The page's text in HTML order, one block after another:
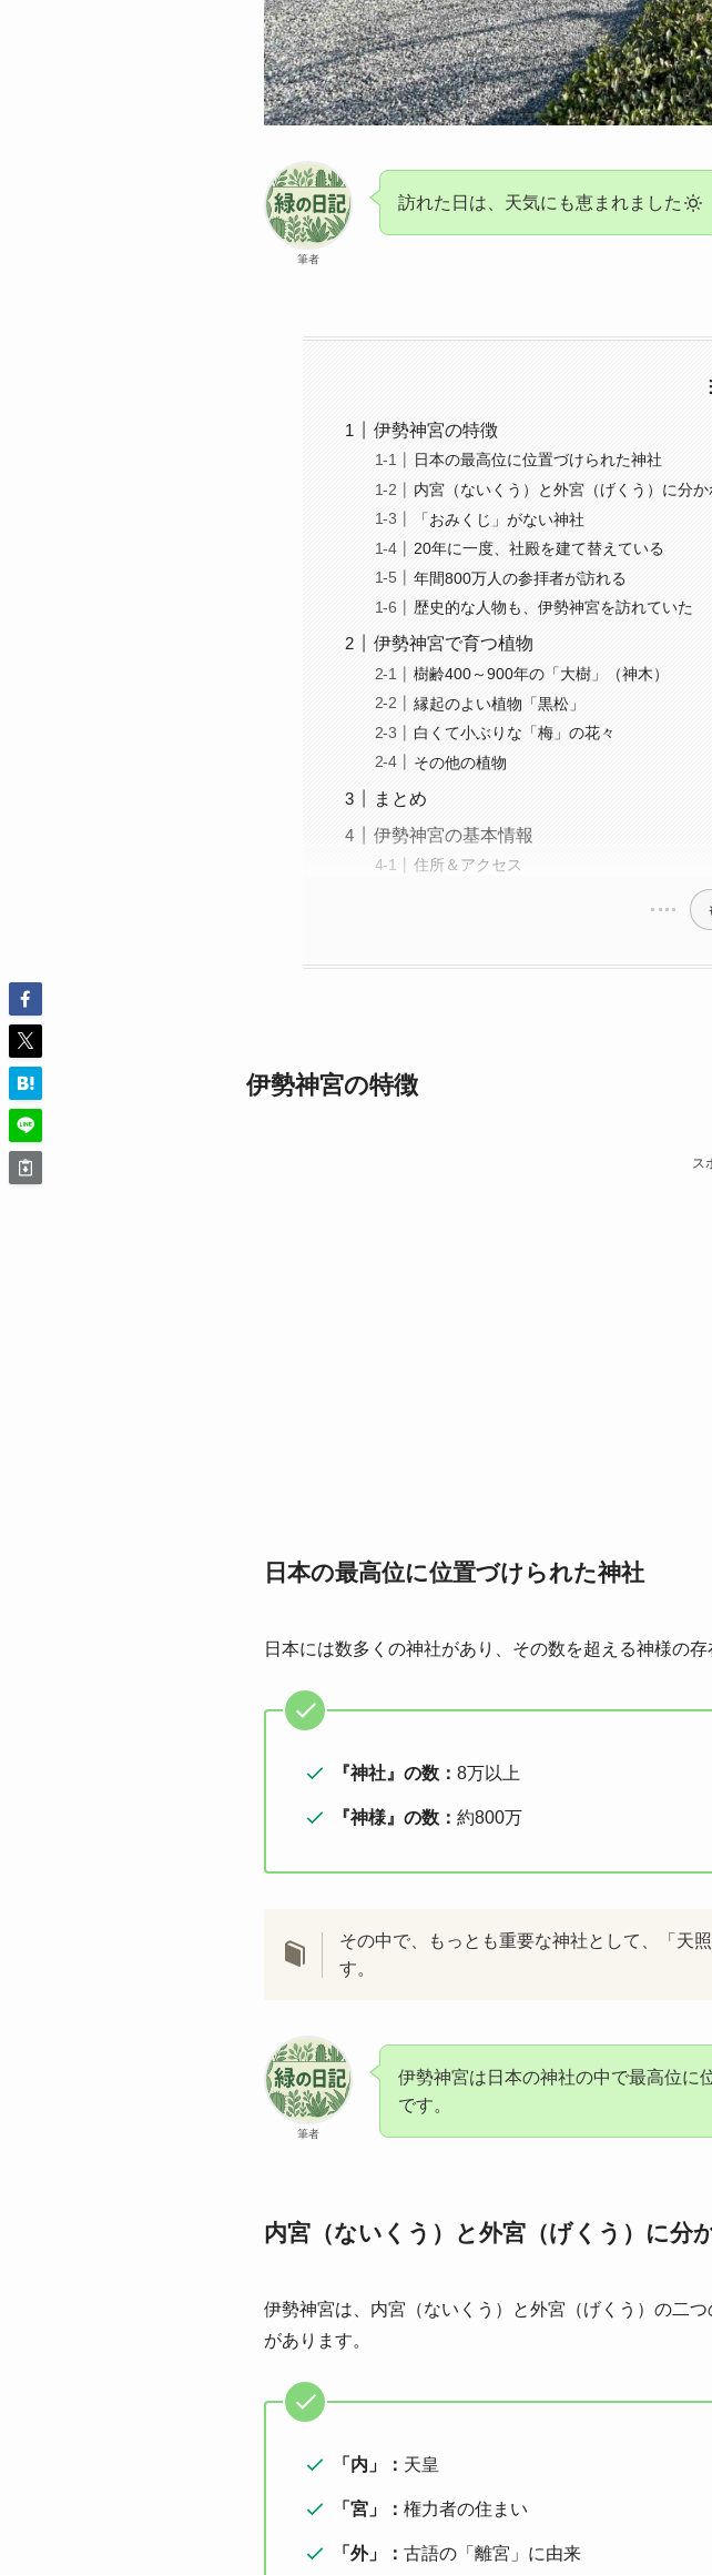
筆者
訪れた日は、天気にも恵まれました
伊勢神宮の特徴
日本の最高位に位置づけられた神社
内宮（ないくう）と外宮（げくう）に分か
「おみくじ」がない神社
20年に一度、社殿を建て替えている
年間800万人の参拝者が訪れる
歴史的な人物も、伊勢神宮を訪れていた
伊勢神宮で育つ植物
樹齢400～900年の「大樹」（神木）
縁起のよい植物「黒松」
白くて小ぶりな「梅」の花々
その他の植物
まとめ
伊勢神宮の基本情報
住所＆アクセス
伊勢神宮の特徴
ス
日本の最高位に位置づけられた神社
日本には数多くの神社があり、その数を超える神様の存
『神社』の数： 8万以上
『神様』の数： 約800万
その中で、もっとも重要な神社として、「天
す。
筆者
伊勢神宮は日本の神社の中で最高位に
です。
内宮（ないくう）と外宮（げくう）に分
伊勢神宮は、内宮（ないくう）と外宮（げくう）の二
があります。
「内」： 天皇
「宮」： 権力者の住まい
「外」： 古語の「離宮」に由来